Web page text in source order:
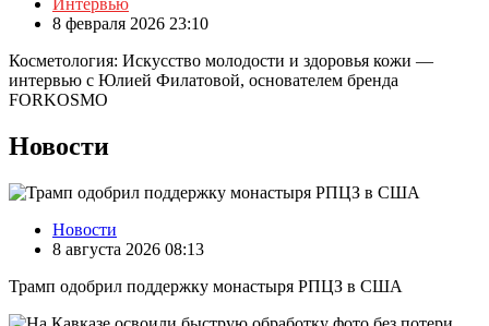
Интервью
8 февраля 2026 23:10
Косметология: Искусство молодости и здоровья кожи —
интервью с Юлией Филатовой, основателем бренда
FORKOSMO
Новости
Новости
8 августа 2026 08:13
Трамп одобрил поддержку монастыря РПЦЗ в США